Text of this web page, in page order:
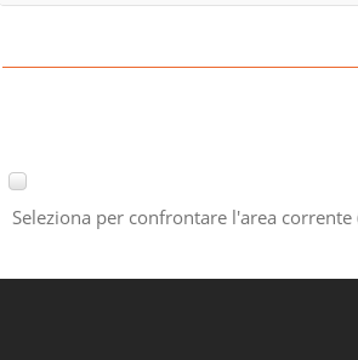
Seleziona per confrontare l'area corrente